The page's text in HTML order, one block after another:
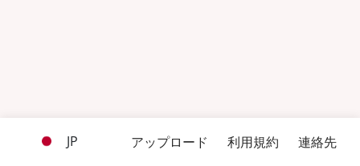
JP アップロード 利用規約 連絡先